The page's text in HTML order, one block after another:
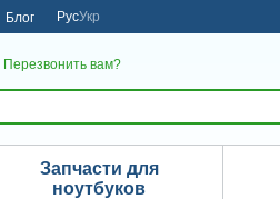
Блог РусУкр
Перезвонить вам?
Запчасти для
ноутбуков